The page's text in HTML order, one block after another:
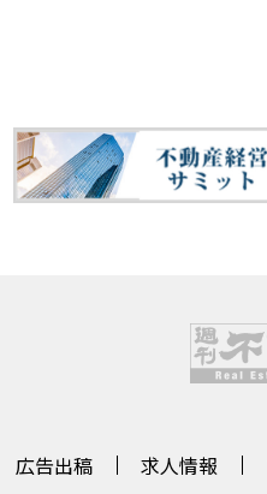
広告出稿 求人情報